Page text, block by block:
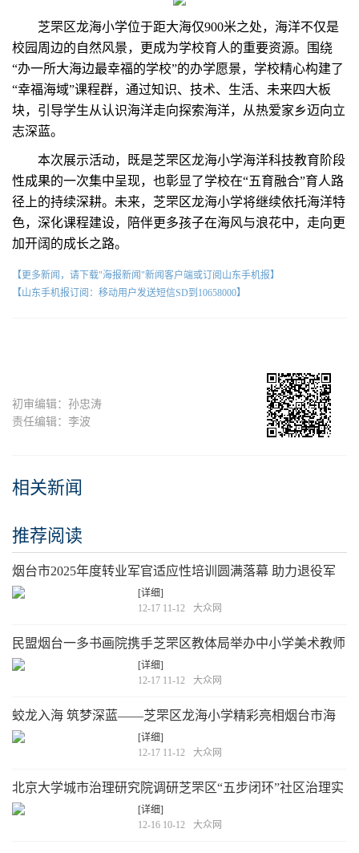
芝罘区龙海小学位于距大海仅900米之处，海洋不仅是
校园周边的自然风景，更成为学校育人的重要资源。围绕
“办一所大海边最幸福的学校”的办学愿景，学校精心构建了
“幸福海域”课程群，通过知识、技术、生活、未来四大板
块，引导学生从认识海洋走向探索海洋，从热爱家乡迈向立
志深蓝。
本次展示活动，既是芝罘区龙海小学海洋科技教育阶段
性成果的一次集中呈现，也彰显了学校在“五育融合”育人路
径上的持续深耕。未来，芝罘区龙海小学将继续依托海洋特
色，深化课程建设，陪伴更多孩子在海风与浪花中，走向更
加开阔的成长之路。
【更多新闻，请下载"海报新闻"新闻客户端或订阅山东手机报】
【山东手机报订阅：移动用户发送短信SD到10658000】
初审编辑：孙忠涛
责任编辑：李波
相关新闻
推荐阅读
烟台市2025年度转业军官适应性培训圆满落幕 助力退役军
人转型建功新征程
[详细]
12-17 11-12
大众网
民盟烟台一多书画院携手芝罘区教体局举办中小学美术教师
书法专项培训
[详细]
12-17 11-12
大众网
蛟龙入海 筑梦深蓝——芝罘区龙海小学精彩亮相烟台市海
洋科技教育展示活动
[详细]
12-17 11-12
大众网
北京大学城市治理研究院调研芝罘区“五步闭环”社区治理实
践
[详细]
12-16 10-12
大众网